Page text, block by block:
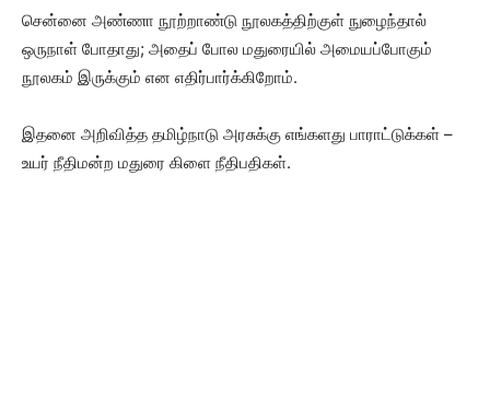
சென்னை அண்ணா நூற்றாண்டு நூலகத்திற்குள் நுழைந்தால்
ஒருநாள் போதாது; அதைப் போல மதுரையில் அமையப்போகும்
நூலகம் இருக்கும் என எதிர்பார்க்கிறோம்.
இதனை அறிவித்த தமிழ்நாடு அரசுக்கு எங்களது பாராட்டுக்கள் –
உயர் நீதிமன்ற மதுரை கிளை நீதிபதிகள்.